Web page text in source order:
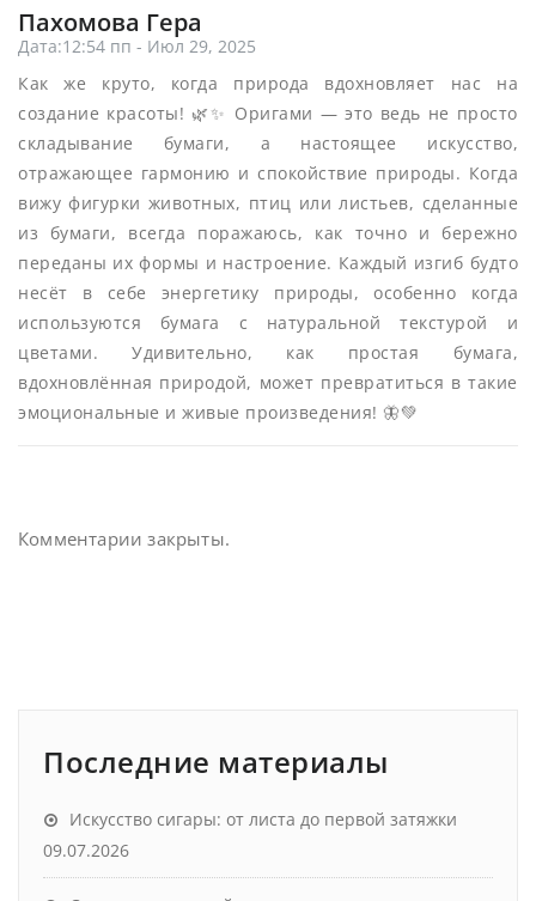
Пахомова Гера
Дата:12:54 пп - Июл 29, 2025
Как же круто, когда природа вдохновляет нас на
создание красоты! 🌿✨ Оригами — это ведь не просто
складывание бумаги, а настоящее искусство,
отражающее гармонию и спокойствие природы. Когда
вижу фигурки животных, птиц или листьев, сделанные
из бумаги, всегда поражаюсь, как точно и бережно
переданы их формы и настроение. Каждый изгиб будто
несёт в себе энергетику природы, особенно когда
используются бумага с натуральной текстурой и
цветами. Удивительно, как простая бумага,
вдохновлённая природой, может превратиться в такие
эмоциональные и живые произведения! 🦋💚
Комментарии закрыты.
Последние материалы
Искусство сигары: от листа до первой затяжки
09.07.2026